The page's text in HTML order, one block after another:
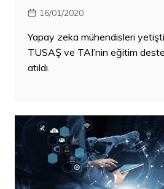
16/01/2020
Yapay zeka mühendisleri
TUSAŞ ve TAI’nin eğitim
atıldı.